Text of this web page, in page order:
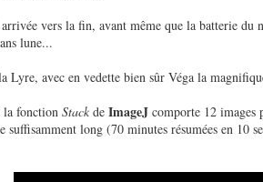
vers la fin, avant même que la batterie du
lune...
Lyre, avec en vedette bien sûr Véga la
la fonction Stack de ImageJ comporte 12 images
suffisamment long (70 minutes résumées en 10